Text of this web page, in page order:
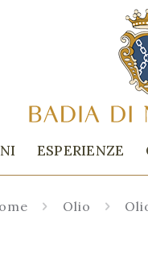
ESPERIENZE
Olio